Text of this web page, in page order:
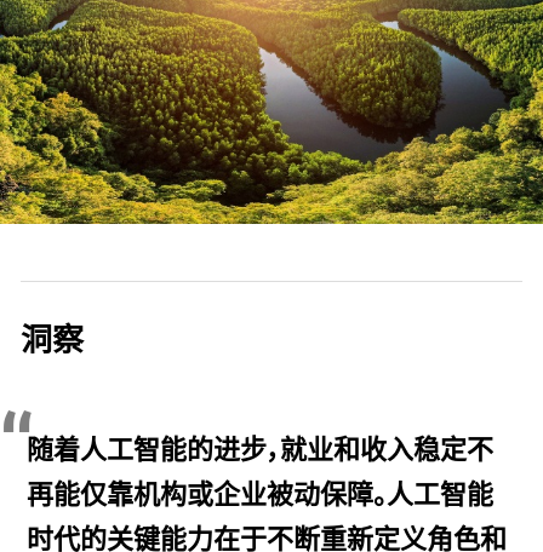
洞察
随着人工智能的进步，就业和收入稳定不
再能仅靠机构或企业被动保障。人工智能
时代的关键能力在于不断重新定义角色和